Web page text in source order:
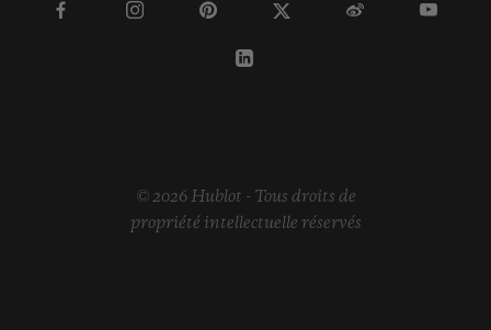
© 2026 Hublot - Tous droits de
propriété intellectuelle réservés